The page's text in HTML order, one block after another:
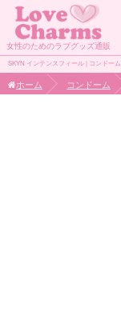
女性のためのラブグッズ通販
SKYN インテンスフィール | コンドーム
ホーム コンドーム